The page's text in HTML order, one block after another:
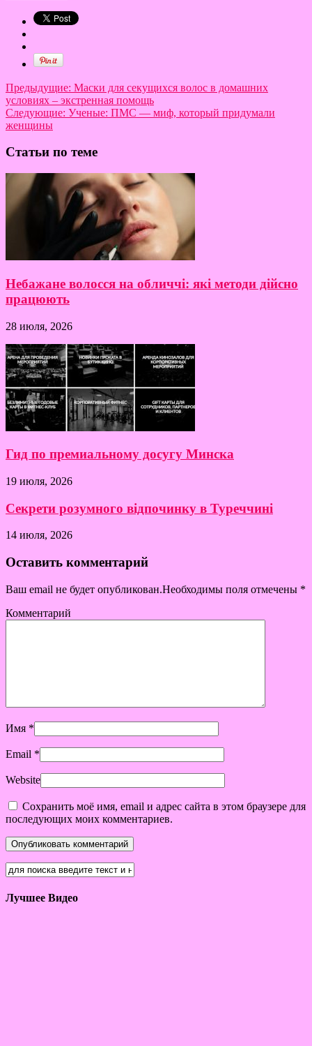
Предыдущие: Маски для секущихся волос в домашних
условиях – экстренная помощь
Следующие: Ученые: ПМС — миф, который придумали
женщины
Статьи по теме
Небажане волосся на обличчі: які методи дійсно
працюють
28 июля, 2026
Гид по премиальному досугу Минска
19 июля, 2026
Секрети розумного відпочинку в Туреччині
14 июля, 2026
Оставить комментарий
Ваш email не будет опубликован.Необходимы поля отмечены *
Комментарий
Имя *
Email *
Website
Сохранить моё имя, email и адрес сайта в этом браузере для
последующих моих комментариев.
Лучшее Видео